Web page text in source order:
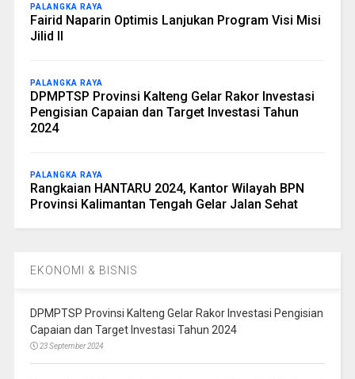
PALANGKA RAYA
Fairid Naparin Optimis Lanjukan Program Visi Misi
Jilid II
PALANGKA RAYA
DPMPTSP Provinsi Kalteng Gelar Rakor Investasi
Pengisian Capaian dan Target Investasi Tahun
2024
PALANGKA RAYA
Rangkaian HANTARU 2024, Kantor Wilayah BPN
Provinsi Kalimantan Tengah Gelar Jalan Sehat
EKONOMI & BISNIS
DPMPTSP Provinsi Kalteng Gelar Rakor Investasi Pengisian
Capaian dan Target Investasi Tahun 2024
23 September 2024